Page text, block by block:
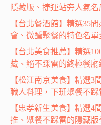
隱藏版、捷運站旁人氣名
【台北餐酒館】精選35
會、微醺聚餐的特色名單
【台北美食推薦】精選
藏、絕不踩雷的終極餐廳
【松江南京美食】精選3
職人料理，下班聚餐不踩
【忠孝新生美食】精選4
推、聚餐不踩雷的隱藏版